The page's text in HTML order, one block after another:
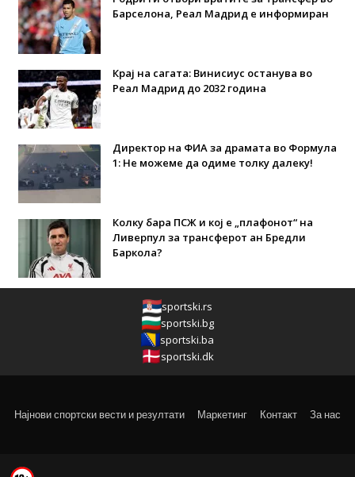
Барселона, Реал Мадрид е информиран
Крај на сагата: Винисиус останува во
Реал Мадрид до 2032 година
Директор на ФИА за драмата во Формула
1: Не можеме да одиме толку далеку!
Колку бара ПСЖ и кој е „плафонот“ на
Ливерпул за трансферот ан Бредли
Баркола?
sportski.rs
sportski.bg
sportski.ba
sportski.dk
Најнови спортски вести и резултати Маркетинг Контакт За нас